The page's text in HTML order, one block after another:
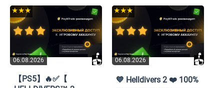
06.08.2026
★★★
【PS5】🔥✅【
06.08.2026
★★★
💙 Helldivers 2 ❤️ 100%